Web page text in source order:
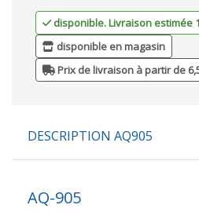
disponible. Livraison estimée
disponible en magasin
Prix de livraison à partir de
DESCRIPTION AQ905
AQ-905